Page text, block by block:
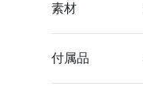
素材
付属品